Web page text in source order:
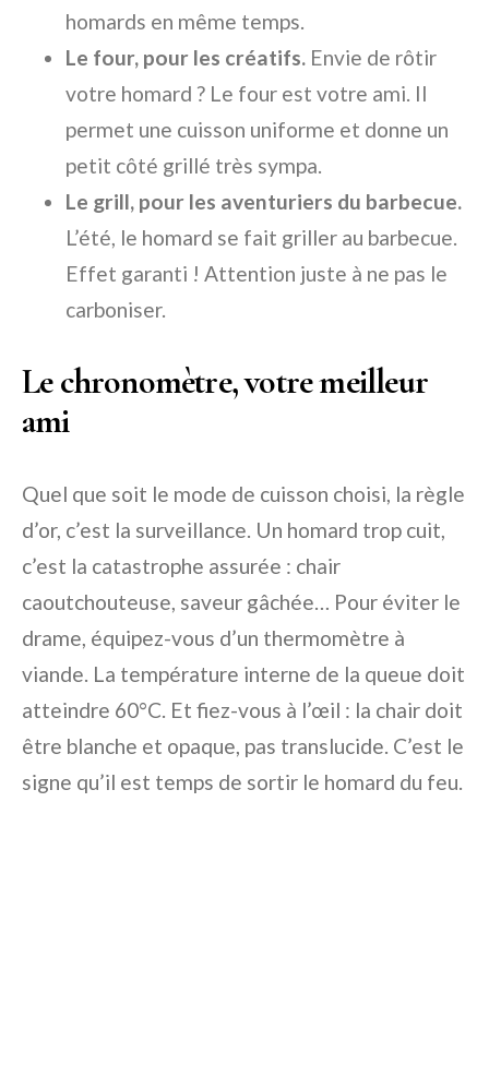
homards en même temps.
Le four, pour les créatifs. Envie de rôtir
votre homard ? Le four est votre ami. Il
permet une cuisson uniforme et donne un
petit côté grillé très sympa.
Le grill, pour les aventuriers du barbecue.
L’été, le homard se fait griller au barbecue.
Effet garanti ! Attention juste à ne pas le
carboniser.
Le chronomètre, votre meilleur
ami
Quel que soit le mode de cuisson choisi, la règle
d’or, c’est la surveillance. Un homard trop cuit,
c’est la catastrophe assurée : chair
caoutchouteuse, saveur gâchée… Pour éviter le
drame, équipez-vous d’un thermomètre à
viande. La température interne de la queue doit
atteindre 60°C. Et fiez-vous à l’œil : la chair doit
être blanche et opaque, pas translucide. C’est le
signe qu’il est temps de sortir le homard du feu.